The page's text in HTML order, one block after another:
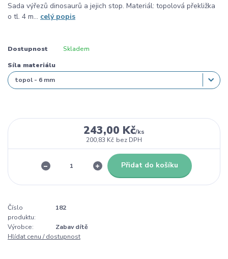
Sada výřezů dinosaurů a jejich stop. Materiál: topolová překližka
o tl. 4 m... celý popis
Dostupnost Skladem
Síla materiálu
243,00 Kč/ks
200,83 Kč bez DPH
Přidat do košíku
Číslo
produktu:
182
Výrobce:
Zabav dítě
Hlídat cenu / dostupnost